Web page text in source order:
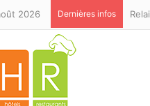
2026 Dernières infos